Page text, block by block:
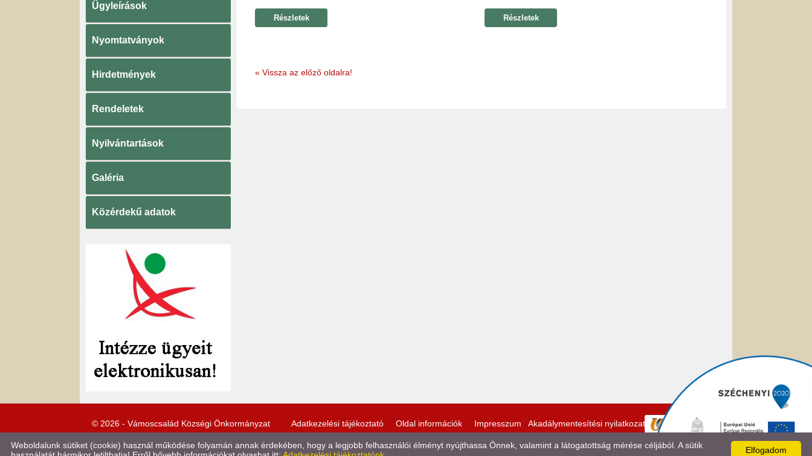
Ügyleírások
Nyomtatványok
Hirdetmények
Rendeletek
Nyilvántartások
Galéria
Közérdekű adatok
Részletek Részletek
« Vissza az előző oldalra!
© 2026 - Vámoscsalád Községi Önkormányzat Adatkezelési tájékoztató Oldal információk Impresszum Akadálymentesítési nyilatkozat
Elfogadom
Weboldalunk sütiket (cookie) használ működése folyamán annak érdekében, hogy a legjobb felhasználói élményt nyújthassa Önnek, valamint a látogatottság mérése céljából. A sütik